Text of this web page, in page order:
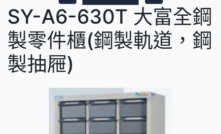
SY-A6-630T 大富全鋼
製零件櫃(鋼製軌道，鋼
製抽屜)